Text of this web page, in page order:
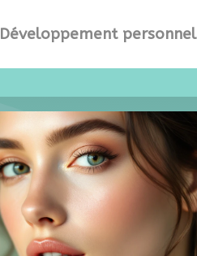
Développement personnel